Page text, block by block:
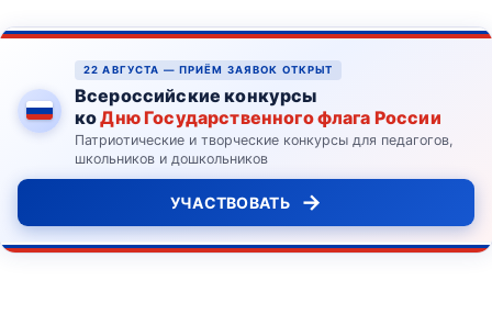
22 АВГУСТА — ПРИЁМ ЗАЯВОК ОТКРЫТ
Всероссийские конкурсы
коДню Государственного флага России
Патриотические и творческие конкурсы для педагогов,
школьников и дошкольников
УЧАСТВОВАТЬ →